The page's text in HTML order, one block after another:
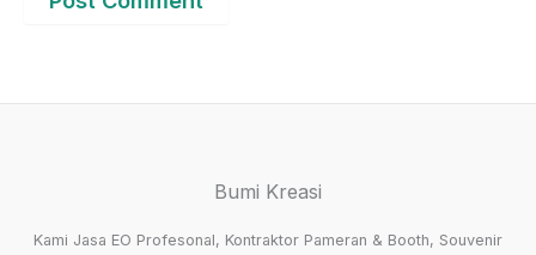
Bumi Kreasi
Kami Jasa EO Profesonal, Kontraktor Pameran & Booth, Souvenir